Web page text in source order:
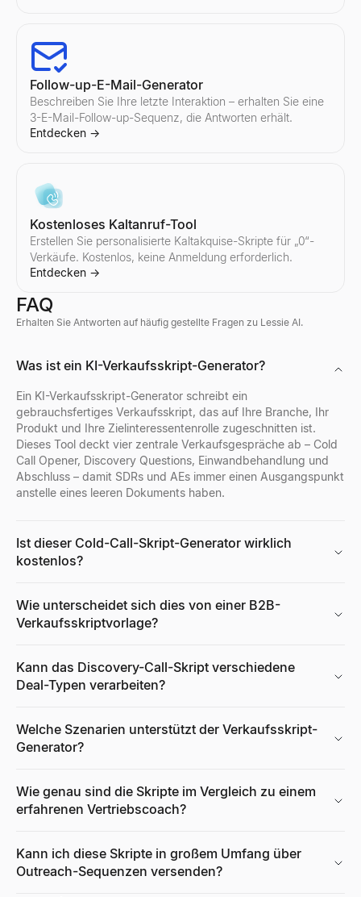
Follow-up-E-Mail-Generator
Beschreiben Sie Ihre letzte Interaktion – erhalten Sie eine
3-E-Mail-Follow-up-Sequenz, die Antworten erhält.
Entdecken →
Kostenloses Kaltanruf-Tool
Erstellen Sie personalisierte Kaltakquise-Skripte für „0“-
Verkäufe. Kostenlos, keine Anmeldung erforderlich.
Entdecken →
Suchen Sie sofort jedes Unternehmensprofil. Erhalten Sie
Unternehmensstandort-Suche
Finden Sie alle Bürostandorte jedes Unternehmens weltweit.
Entdecken→
Verfolgen Sie kürzlich finanzierte B2B-Unternehmen im
Entdecken→
Kaufsignal-Decoder
Entdecken→
Job-Signal-Decoder
Sehen Sie, wer gerade einstellt – ein Live-Feed von echten
Kostenloser Lebenslauf-Bewerter
Bewerten Sie Ihren Lebenslauf sofort mit unserem kostenlosen
Entdecken→
Kostenloser KI-gestützter Lebenslauf-Generator. Erstellen Sie
Entdecken→
Lebenslauf-Zusammenfassungsgenerator
Entdecken→
Stellenbeschreibungsgenerator
Discord-Avatare, Banner, Benutzernamen und Abzeichen aus
Facebook-Profil-Viewer
Geben Sie einen Facebook-Namen, Benutzernamen oder eine
Entdecken→
Generieren Sie kostenlos professionelle KI-Porträtfotos. Keine
Entdecken→
CPM-Rechner
Entdecken→
Wachstumsratenrechner
FAQ
Erhalten Sie Antworten auf häufig gestellte Fragen zu Lessie AI.
Was ist ein KI-Verkaufsskript-Generator?
Ein KI-Verkaufsskript-Generator schreibt ein
gebrauchsfertiges Verkaufsskript, das auf Ihre Branche, Ihr
Produkt und Ihre Zielinteressentenrolle zugeschnitten ist.
Dieses Tool deckt vier zentrale Verkaufsgespräche ab – Cold
Call Opener, Discovery Questions, Einwandbehandlung und
Abschluss – damit SDRs und AEs immer einen Ausgangspunkt
anstelle eines leeren Dokuments haben.
Ist dieser Cold-Call-Skript-Generator wirklich
kostenlos?
Wie unterscheidet sich dies von einer B2B-
Verkaufsskriptvorlage?
Kann das Discovery-Call-Skript verschiedene
Deal-Typen verarbeiten?
Welche Szenarien unterstützt der Verkaufsskript-
Generator?
Wie genau sind die Skripte im Vergleich zu einem
erfahrenen Vertriebscoach?
Kann ich diese Skripte in großem Umfang über
Outreach-Sequenzen versenden?